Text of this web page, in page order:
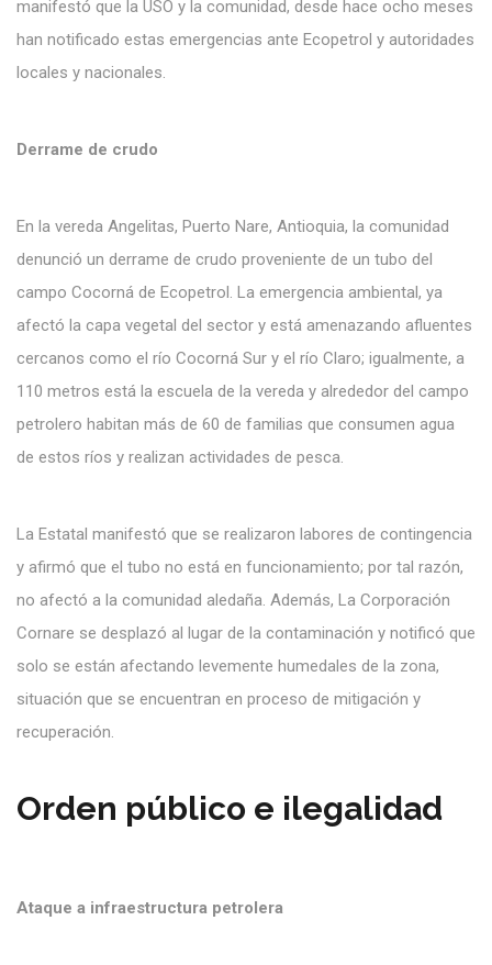
manifestó que la USO y la comunidad, desde hace ocho meses
han notificado estas emergencias ante Ecopetrol y autoridades
locales y nacionales.
Derrame de crudo
En la vereda Angelitas, Puerto Nare, Antioquia, la comunidad
denunció un derrame de crudo proveniente de un tubo del
campo Cocorná de Ecopetrol. La emergencia ambiental, ya
afectó la capa vegetal del sector y está amenazando afluentes
cercanos como el río Cocorná Sur y el río Claro; igualmente, a
110 metros está la escuela de la vereda y alrededor del campo
petrolero habitan más de 60 de familias que consumen agua
de estos ríos y realizan actividades de pesca.
La Estatal manifestó que se realizaron labores de contingencia
y afirmó que el tubo no está en funcionamiento; por tal razón,
no afectó a la comunidad aledaña. Además, La Corporación
Cornare se desplazó al lugar de la contaminación y notificó que
solo se están afectando levemente humedales de la zona,
situación que se encuentran en proceso de mitigación y
recuperación.
Orden público e ilegalidad
Ataque a infraestructura petrolera